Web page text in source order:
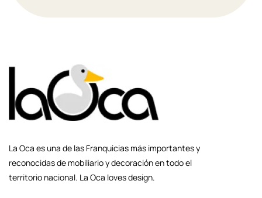
La Oca es una de las Franquicias más importantes y
reconocidas de mobiliario y decoración en todo el
territorio nacional. La Oca loves design.